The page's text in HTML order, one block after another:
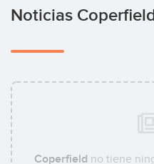
Noticias
Coperfield no tiene